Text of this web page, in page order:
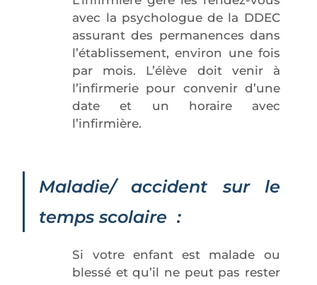
avec la psychologue de la DDEC
assurant des permanences dans
l’établissement, environ une fois
par mois. L’élève doit venir à
l’infirmerie pour convenir d’une
date et un horaire avec
l’infirmière.
Maladie/ accident sur le
temps scolaire:
Si votre enfant est malade ou
blessé et qu’il ne peut pas rester